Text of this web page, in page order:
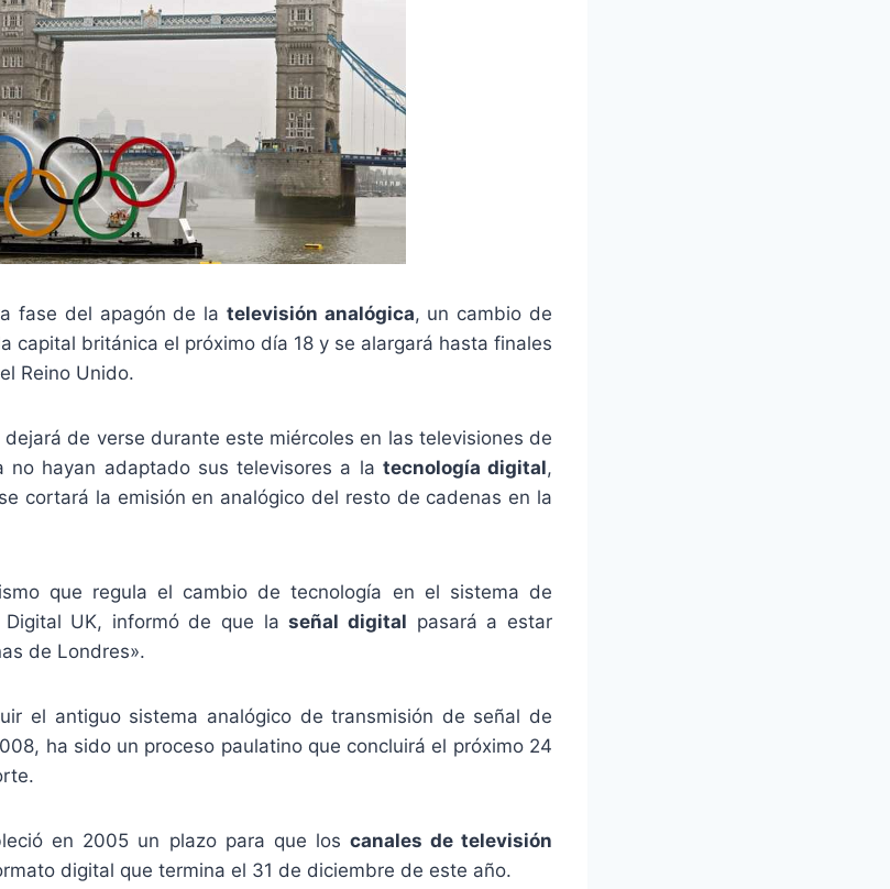
fase del apagón de la televisión analógica, un cambio de
capital británica el próximo día 18 y se alargará hasta finales
Reino Unido.
dejará de verse durante este miércoles en las televisiones de
no hayan adaptado sus televisores a la tecnología digital,
cortará la emisión en analógico del resto de cadenas en la
que regula el cambio de tecnología en el sistema de
Digital UK, informó de que laseñal digital pasará a estar
de Londres».
el antiguo sistema analógico de transmisión de señal de
ha sido un proceso paulatino que concluirá el próximo 24
en 2005 un plazo para que los canales de televisión
digital que termina el 31 de diciembre de este año.